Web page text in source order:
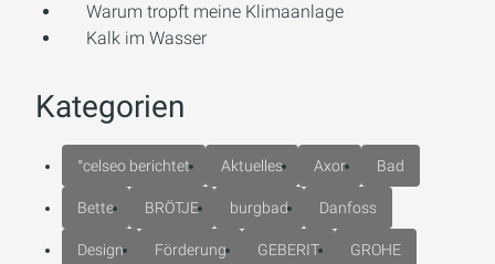
Warum tropft meine Klimaanlage
Kalk im Wasser
Kategorien
°celseo berichtet Aktuelles Axor Bad
Bette BRÖTJE burgbad Danfoss
Design Förderung GEBERIT GROHE